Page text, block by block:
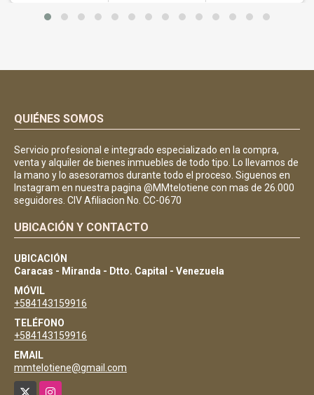
QUIÉNES SOMOS
Servicio profesional e integrado especializado en la compra,
venta y alquiler de bienes inmuebles de todo tipo. Lo llevamos de
la mano y lo asesoramos durante todo el proceso. Siguenos en
Instagram en nuestra pagina @MMtelotiene con mas de 26.000
seguidores. CIV Afiliacion No. CC-0670
UBICACIÓN Y CONTACTO
UBICACIÓN
Caracas - Miranda - Dtto. Capital - Venezuela
MÓVIL
+584143159916
TELÉFONO
+584143159916
EMAIL
mmtelotiene@gmail.com
Instagram